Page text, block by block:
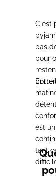
C'est
pas
pour
Entre
est
tant